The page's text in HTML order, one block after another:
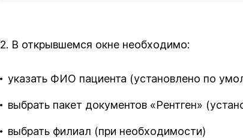
2. В открывшемся окне необходимо:
указать ФИО пациента (установлено по
выбрать пакет документов «Рентген»
выбрать филиал (при необходимости)